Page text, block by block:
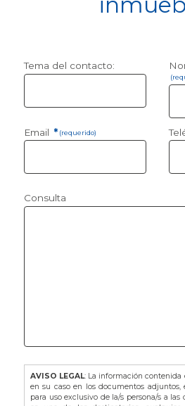
Tema del contacto:
Email * (requerido)
Consulta
AVISO LEGAL: La información contenida
en su caso en los documentos
para uso exclusivo de la/s persona/s a